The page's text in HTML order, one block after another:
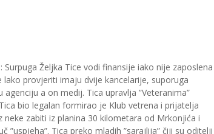
Željka Tice vodi finansije iako nije zaposlena
provjeriti imaju dvije kancelarije, suporuga
a on medij. Tica upravlja ”Veteranima”
bio legalan formirao je Klub vetrena i prijatelja
zabiti iz planina 30 kilometara od Mrkonjića i
Tica preko mladih ”sarajlija” čiji su oditelji